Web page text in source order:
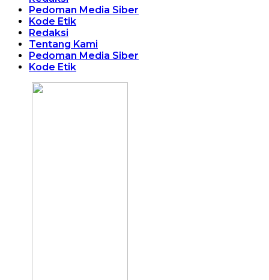
Pedoman Media Siber
Kode Etik
Redaksi
Tentang Kami
Pedoman Media Siber
Kode Etik